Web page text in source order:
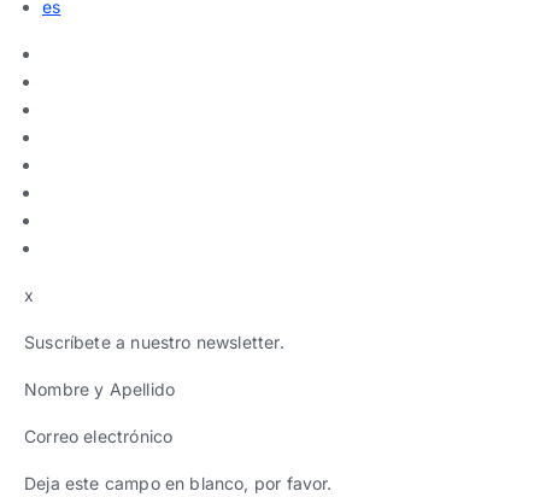
es
x
Suscríbete a nuestro newsletter.
Nombre y Apellido
Correo electrónico
Deja este campo en blanco, por favor.